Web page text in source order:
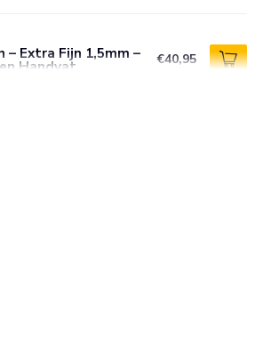
Extra Fijn 1,5mm –
Handvat €40,95